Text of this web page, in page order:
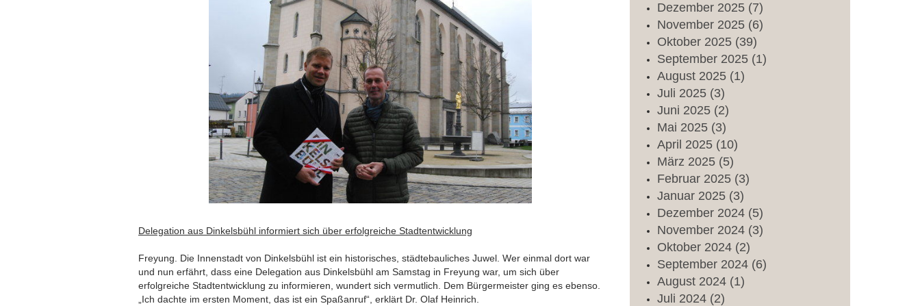
Delegation aus Dinkelsbühl informiert sich über erfolgreiche Stadtentwicklung
Freyung. Die Innenstadt von Dinkelsbühl ist ein historisches, städtebauliches Juwel. Wer einmal dort war
und nun erfährt, dass eine Delegation aus Dinkelsbühl am Samstag in Freyung war, um sich über
erfolgreiche Stadtentwicklung zu informieren, wundert sich vermutlich. Dem Bürgermeister ging es ebenso.
„Ich dachte im ersten Moment, das ist ein Spaßanruf“, erklärt Dr. Olaf Heinrich.
Dezember 2025 (7)
November 2025 (6)
Oktober 2025 (39)
September 2025 (1)
August 2025 (1)
Juli 2025 (3)
Juni 2025 (2)
Mai 2025 (3)
April 2025 (10)
März 2025 (5)
Februar 2025 (3)
Januar 2025 (3)
Dezember 2024 (5)
November 2024 (3)
Oktober 2024 (2)
September 2024 (6)
August 2024 (1)
Juli 2024 (2)